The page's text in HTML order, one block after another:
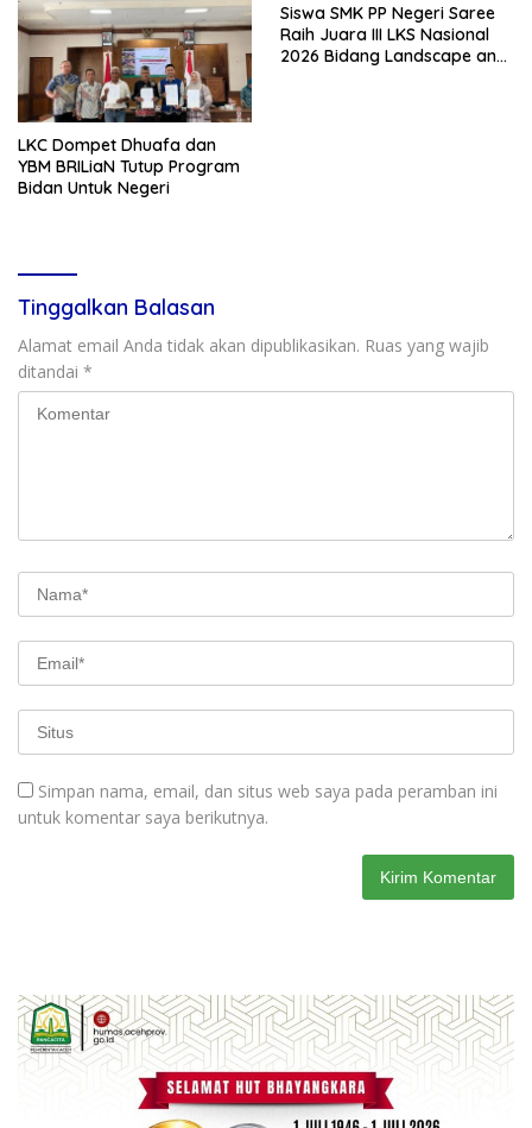
LKC Dompet Dhuafa dan
YBM BRILiaN Tutup Program
Bidan Untuk Negeri
Siswa SMK PP Negeri Saree
Raih Juara III LKS Nasional
2026 Bidang Landscape and
Tinggalkan Balasan
Alamat email Anda tidak akan dipublikasikan. Ruas yang wajib
ditandai *
Simpan nama, email, dan situs web saya pada peramban ini
untuk komentar saya berikutnya.